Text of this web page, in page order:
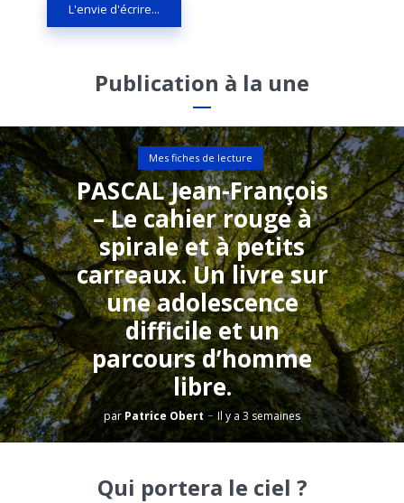
L'envie d'écrire...
Publication à la une
Mes fiches de lecture
PASCAL Jean-François
– Le cahier rouge à
spirale et à petits
carreaux. Un livre sur
une adolescence
difficile et un
parcours d’homme
libre.
par Patrice Obert Il y a 3 semaines
Qui portera le ciel ?